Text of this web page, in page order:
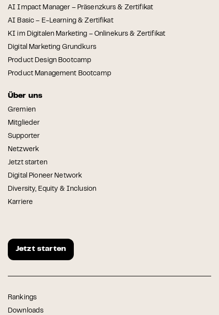
AI Impact Manager – Präsenzkurs & Zertifikat
AI Basic – E-Learning & Zertifikat
KI im Digitalen Marketing – Onlinekurs & Zertifikat
Digital Marketing Grundkurs
Product Design Bootcamp
Product Management Bootcamp
Über uns
Gremien
Mitglieder
Supporter
Netzwerk
Jetzt starten
Digital Pioneer Network
Diversity, Equity & Inclusion
Karriere
Jetzt starten
Rankings
Downloads